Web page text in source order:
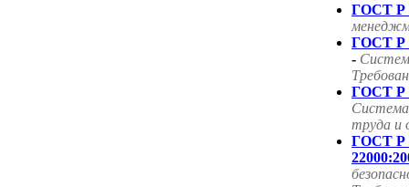
ГОСТ Р
ГОСТ Р
-
ГОСТ Р
труда и
ГОСТ